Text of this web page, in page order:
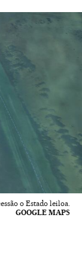
o Estado leiloa.
GOOGLE MAPS